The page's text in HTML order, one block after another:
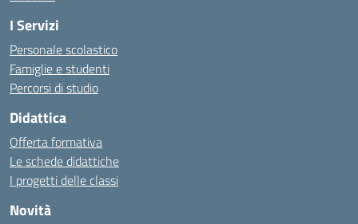
I Servizi
Personale scolastico
Famiglie e studenti
Percorsi di studio
Didattica
Offerta formativa
Le schede didattiche
I progetti delle classi
Novità